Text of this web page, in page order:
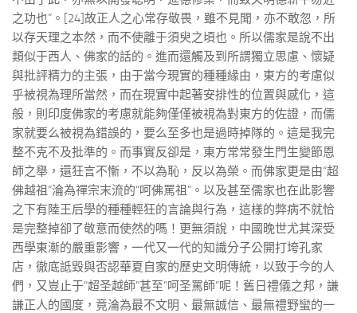
之功也”。[24]故正人之心常存敬畏，雖不見聞，亦不敢忽，所
以存天理之本然，而不使離于須臾之頃也。所以儒家是說不出
類似于西人、佛家的話的。進而還觸及到所謂獨立思慮、懷疑
與批評精力的主張，由于當今現實的種種緣由，東方的考慮似
乎被視為理所當然，而在現實中起著安排性的位置與感化，這
般，則印度佛家的考慮就能夠僅僅被視為對東方的佐證，而儒
家就要么被視為錯誤的，要么至多也是過時掉隊的。這是我完
整不克不及批準的。而事實反卻是，東方常常發生門生變節恩
師之舉，還狂言不慚，不以為恥，反以為榮。而佛家更是由“超
佛越祖”淪為禪宗末流的“呵佛罵祖”。以及甚至儒家也在此影響
之下有陸王后學的種種輕狂的言論與行為，這樣的弊病不就恰
是完整掉卻了敬意而使然的嗎！更無須說，中國晚世尤其深受
西學東漸的嚴重影響，一代又一代的知識分子公開打垮孔家
店，徹底詆毀與否認華夏自家的歷史文明傳統，以致于今的人
們，又豈止于“超圣越師”甚至“呵圣罵師”呢！舊日禮儀之邦，謙
謙正人的國度，竟淪為最不文明、最無誠信、最無禮野蠻的一